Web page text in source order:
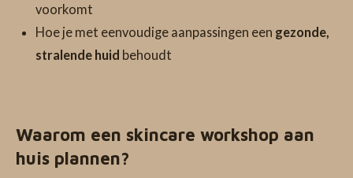
voorkomt
Hoe je met eenvoudige aanpassingen een gezonde,
stralende huid behoudt
Waarom een skincare workshop aan
huis plannen?